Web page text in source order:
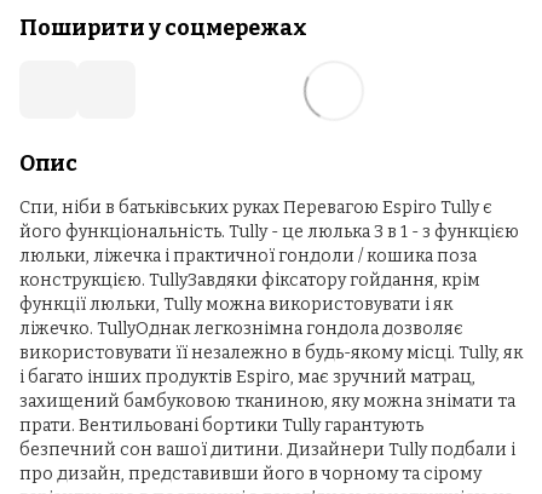
Поширити у соцмережах
Опис
Спи, ніби в батьківських руках Перевагою Espiro Tully є
його функціональність. Tully - це люлька 3 в 1 - з функцією
люльки, ліжечка і практичної гондоли / кошика поза
конструкцією. TullyЗавдяки фіксатору гойдання, крім
функції люльки, Tully можна використовувати і як
ліжечко. TullyОднак легкознімна гондола дозволяє
використовувати її незалежно в будь-якому місці. Tully, як
і багато інших продуктів Espiro, має зручний матрац,
захищений бамбуковою тканиною, яку можна знімати та
прати. Вентильовані бортики Tully гарантують
безпечний сон вашої дитини. Дизайнери Tully подбали і
про дизайн, представивши його в чорному та сірому